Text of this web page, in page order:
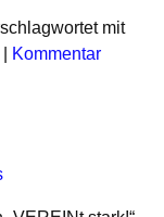
mit
Kommentar